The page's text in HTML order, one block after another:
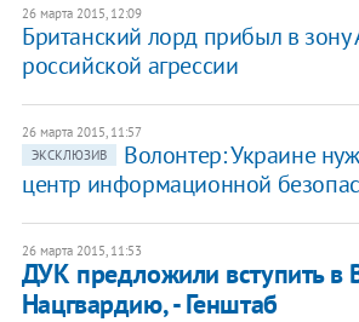
26 марта 2015, 12:09
Британский лорд прибыл в зону
российской агрессии
26 марта 2015, 11:57
ЭКСКЛЮЗИВ
Волонтер: Украине
центр информационной
26 марта 2015, 11:53
ДУК предложили вступить в
Нацгвардию, - Генштаб